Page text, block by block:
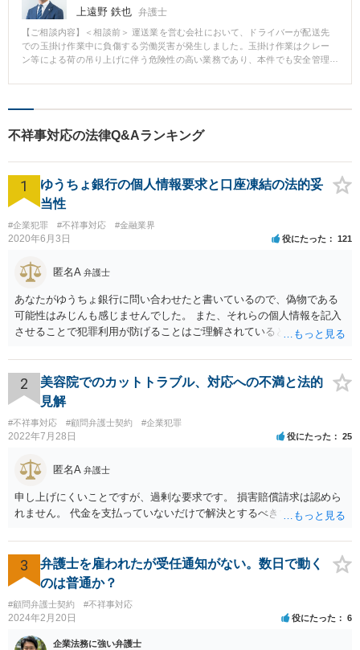
上遠野 鉄也 弁護士
【ご相談内容】＜相談前＞ 運送業を営む会社において、ドライバーが配送先
での玉掛け作業中に負傷する労働災害が発生しました。玉掛け作業はクレー
ン等による荷の吊り上げに伴う危険性の高い業務であり、本件でも安全管理
く、配送先の荷主や元請事業者も関与する複雑な事案であり、会社として
償請求が訴訟に発展する可能性への不安もあり、適切な初動対応がわからな
いまま時間が経過することへの危機感からご相談に至りました。 ＜相談後＞
などの証拠保全を徹底しました。初動段階での証拠確保により、その後の交
渉を有利に進める基盤を整えました。 次に、本件の重要な争点である過失割
合について、事故状況や作業手順を詳細に分析し、被災者側にも一定の過失
が認められること、さらに荷主や元請事業者にも安全配慮義務上の問題があ
る可能性を整理しました。その上で、過失相殺を前提とした損害額の見通し
請求に対しては、治療費・休業損害・慰謝料等の内容を精査し、労災保険給
付との関係も踏まえた適正な賠償額を算定したうえで交渉を実施。その結
請事業者に対しても、事故への関与や責任の所在を踏まえた損害分担を求め
る交渉および訴訟対応を行い、最終的には各当事者間で合理的な分担による
和解が成立しました。 ＜弁護士からのコメント＞ 労働災害対応においては、
者の記憶は時間の経過とともに失われるため、早期に証拠保全を行うこと
が、過失相殺の主張や責任分担交渉の前提となります。 また、労災保険によ
る給付があっても、民事上の損害賠償責任が当然に消滅するわけではなく、
慰謝料などについては別途対応が必要です。さらに、複数の事業者が関与す
担を図る視点が重要です。 本件のように、早期から法的観点に基づいた整理
と交渉を行うことで、過度な負担を回避しつつ、紛争の長期化を防ぐことが
とが、適正かつ円満な解決につながります。
不祥事対応の法律Q&Aランキング
1
ゆうちょ銀行の個人情報要求と口座凍結の法的妥
当性
#企業犯罪 #不祥事対応 #金融業界
2020年6月3日 役にたった 121
匿名A 弁護士
あなたがゆうちょ銀行に問い合わせたと書いているので、偽物である
可能性はみじんも感じませんでした。 また、それらの個人情報を記入
させることで犯罪利用が防げることはご理解されているとおりです。
士に同意を求めているだけです。 最初の回答では分かりづらかったの
かもしれませんが、質問にわかりやすく答えると「法的に許される」
が答えになります。 補足でアドバイスしておきますと、今私に反論し
てきたその内容をゆうちょ銀行にぶつければいいとおもいます。 もっ
とも、ぶつけられたゆうちょ銀行があなたと契約するかは法律上ゆう
ちょ銀行の自由です。
2
美容院でのカットトラブル、対応への不満と法的
見解
#不祥事対応 #顧問弁護士契約 #企業犯罪
2022年7月28日 役にたった 25
匿名A 弁護士
申し上げにくいことですが、過剰な要求です。 損害賠償請求は認めら
れません。 代金を支払っていないだけで解決とするべきでしょう。
3
弁護士を雇われたが受任通知がない。数日で動く
のは普通か？
#顧問弁護士契約 #不祥事対応
2024年2月20日 役にたった 6
企業法務に強い弁護士